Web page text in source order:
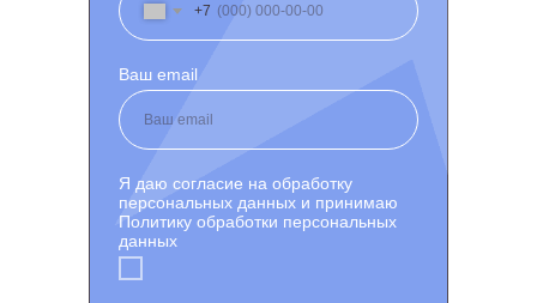
+7
Ваш email
Я даю согласие на обработку
персональных данных и принимаю
Политику обработки персональных
данных